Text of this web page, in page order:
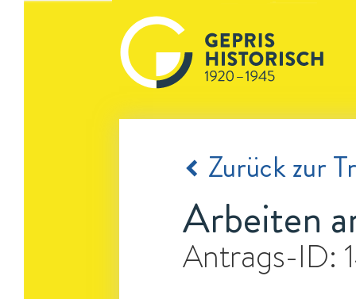
Zurück zur
Arbeiten
Antrags-ID: